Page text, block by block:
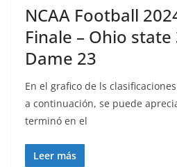
NCAA Football
Finale – Ohio
Dame 23
En el grafico de ls
a continuación, se puede
terminó en el
Leer más